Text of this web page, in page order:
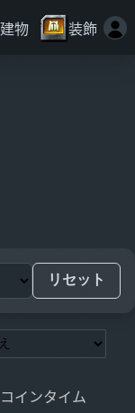
建物 装飾
リセット
コインタイム